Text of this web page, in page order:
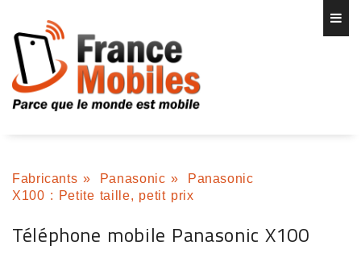
Fabricants » Panasonic »
Panasonic
X100 : Petite taille, petit prix
Téléphone mobile Panasonic X100